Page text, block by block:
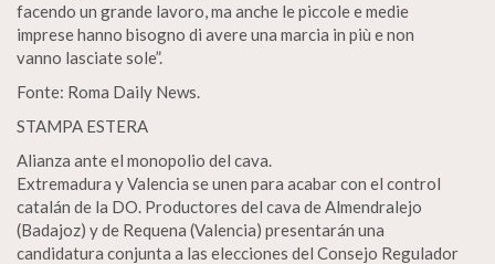
facendo un grande lavoro, ma anche le piccole e medie
imprese hanno bisogno di avere una marcia in più e non
vanno lasciate sole”.
Fonte: Roma Daily News.
STAMPA ESTERA
Alianza ante el monopolio del cava.
Extremadura y Valencia se unen para acabar con el control
catalán de la DO. Productores del cava de Almendralejo
(Badajoz) y de Requena (Valencia) presentarán una
candidatura conjunta a las elecciones del Consejo Regulador